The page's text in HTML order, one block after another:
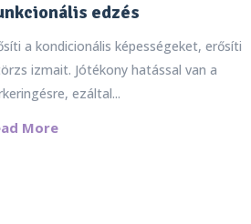
edzés
a kondicionális képességeket, erősíti
izmait. Jótékony hatással van a
ezáltal...
More